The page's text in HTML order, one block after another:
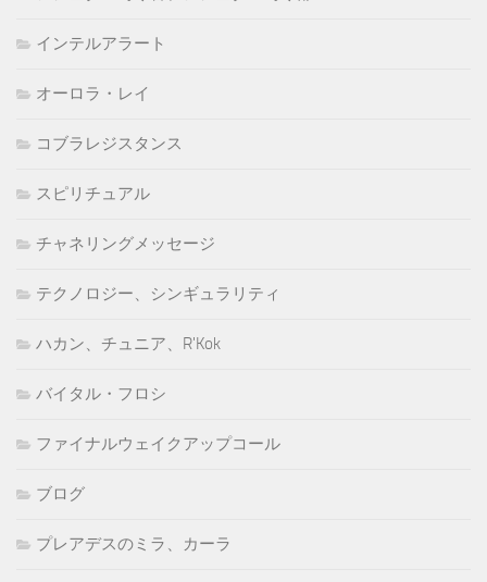
インテルアラート
オーロラ・レイ
コブラレジスタンス
スピリチュアル
チャネリングメッセージ
テクノロジー、シンギュラリティ
ハカン、チュニア、R'Kok
バイタル・フロシ
ファイナルウェイクアップコール
ブログ
プレアデスのミラ、カーラ